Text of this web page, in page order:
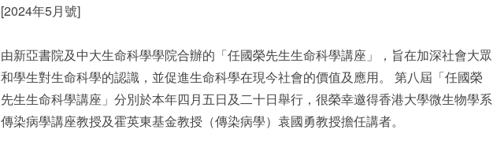
[2024年5月號]
由新亞書院及中大生命科學學院合辦的「任國榮先生生命科學講座」，旨在加深社會大眾
和學生對生命科學的認識，並促進生命科學在現今社會的價值及應用。 第八屆「任國榮
先生生命科學講座」分別於本年四月五日及二十日舉行，很榮幸邀得香港大學微生物學系
傳染病學講座教授及霍英東基金教授（傳染病學）袁國勇教授擔任講者。